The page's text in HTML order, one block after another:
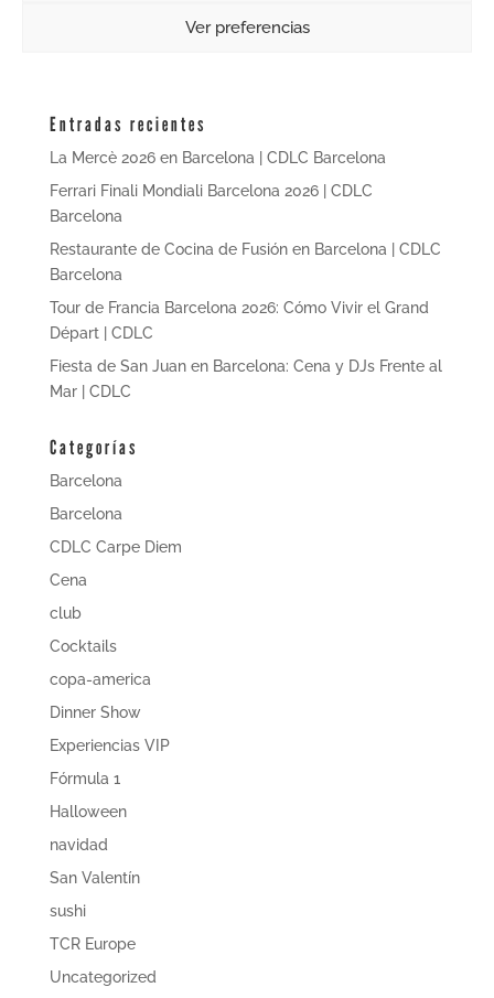
Ver preferencias
Entradas recientes
La Mercè 2026 en Barcelona | CDLC Barcelona
Ferrari Finali Mondiali Barcelona 2026 | CDLC
Barcelona
Restaurante de Cocina de Fusión en Barcelona | CDLC
Barcelona
Tour de Francia Barcelona 2026: Cómo Vivir el Grand
Départ | CDLC
Fiesta de San Juan en Barcelona: Cena y DJs Frente al
Mar | CDLC
Categorías
Barcelona
Barcelona
CDLC Carpe Diem
Cena
club
Cocktails
copa-america
Dinner Show
Experiencias VIP
Fórmula 1
Halloween
navidad
San Valentín
sushi
TCR Europe
Uncategorized